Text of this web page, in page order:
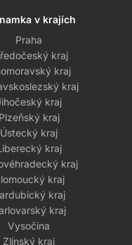
v krajích
Praha
kraj
kraj
kraj
kraj
Plzeňský kraj
Ústecký kraj
kraj
kraj
kraj
kraj
kraj
Vysočina
Zlínský kraj